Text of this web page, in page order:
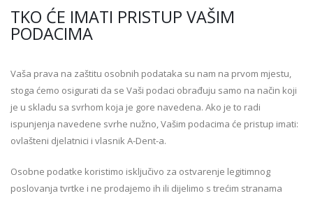
TKO ĆE IMATI PRISTUP VAŠIM
PODACIMA
Vaša prava na zaštitu osobnih podataka su nam na prvom mjestu,
stoga ćemo osigurati da se Vaši podaci obrađuju samo na način koji
je u skladu sa svrhom koja je gore navedena. Ako je to radi
ispunjenja navedene svrhe nužno, Vašim podacima će pristup imati:
ovlašteni djelatnici i vlasnik A-Dent-a.
Osobne podatke koristimo isključivo za ostvarenje legitimnog
poslovanja tvrtke i ne prodajemo ih ili dijelimo s trećim stranama